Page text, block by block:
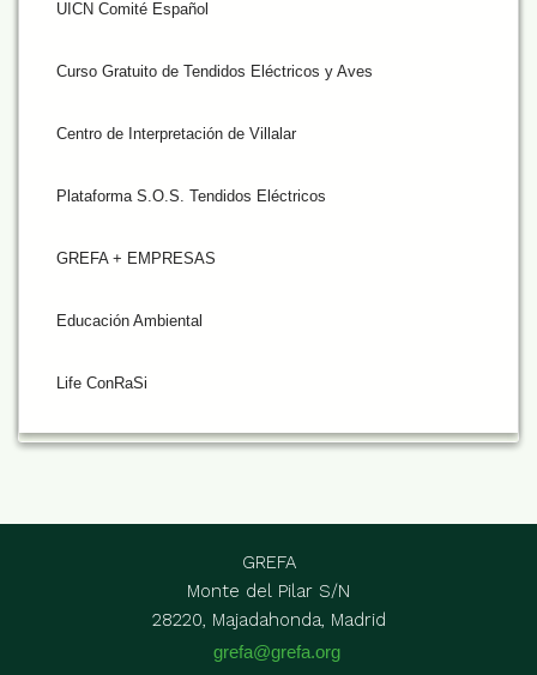
UICN Comité Español
Curso Gratuito de Tendidos Eléctricos y Aves
Centro de Interpretación de Villalar
Plataforma S.O.S. Tendidos Eléctricos
GREFA + EMPRESAS
Educación Ambiental
Life ConRaSi
GREFA
Monte del Pilar S/N
28220, Majadahonda, Madrid
grefa@grefa.org